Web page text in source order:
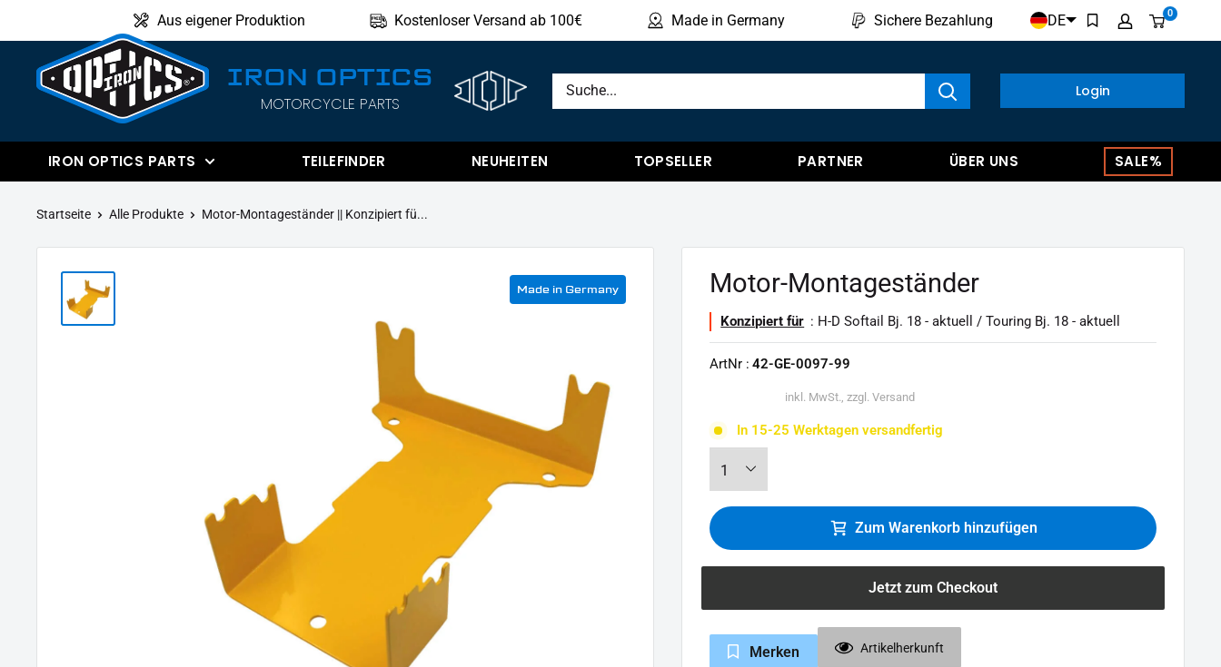
zum
Aus eigener Produktion Kostenloser Versand ab 100€ Made in Germany Sichere Bezahlung DE 0
IRON
IRON OPTICS
MOTORCYCLE PARTS
Login
IRON OPTICS PARTS TEILEFINDER NEUHEITEN TOPSELLER PARTNER ÜBER UNS SALE%
Produkte anzeigen
Startseite Alle Produkte Motor-Montageständer || Konzipiert fü...
Made in Germany Motor-Montageständer
Konzipiert für : H-D Softail Bj. 18 - aktuell / Touring Bj. 18 - aktuell
ArtNr : 42-GE-0097-99
inkl. MwSt., zzgl. Versand
In 15-25 Werktagen versandfertig
Zum Warenkorb hinzufügen
Jetzt zum Checkout
Merken Artikelherkunft